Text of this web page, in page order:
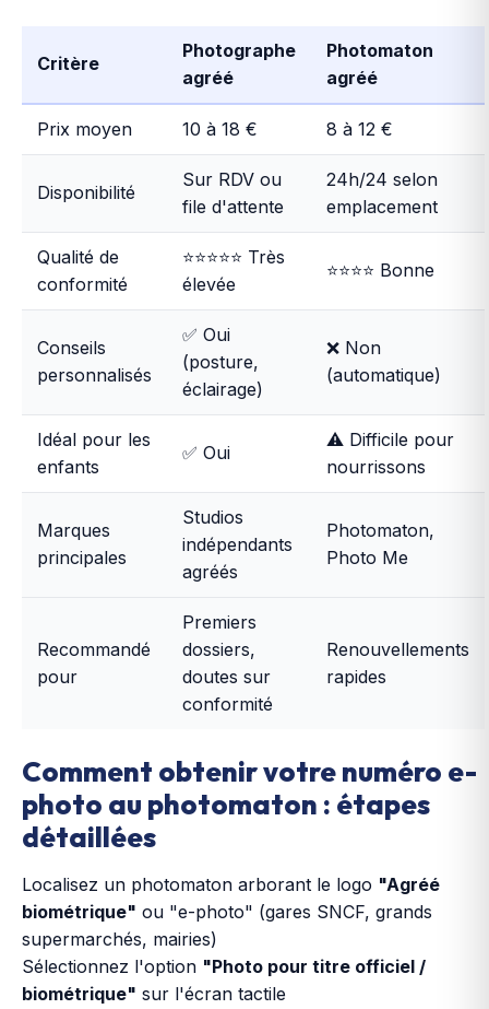
Critère
Photographe
agréé
Photomaton
agréé
Prix moyen 10 à 18 € 8 à 12 €
Disponibilité
Sur RDV ou
file d'attente
24h/24 selon
emplacement
Qualité de
conformité
⭐⭐⭐⭐⭐ Très
élevée
⭐⭐⭐⭐ Bonne
Conseils
personnalisés
✅ Oui
(posture,
éclairage)
❌ Non
(automatique)
Idéal pour les
enfants
✅ Oui
⚠️ Difficile pour
nourrissons
Marques
principales
Studios
indépendants
agréés
Photomaton,
Photo Me
Recommandé
pour
Premiers
dossiers,
doutes sur
conformité
Renouvellements
rapides
Comment obtenir votre numéro e-
photo au photomaton : étapes
détaillées
Localisez un photomaton arborant le logo "Agréé
biométrique" ou "e-photo" (gares SNCF, grands
supermarchés, mairies)
Sélectionnez l'option "Photo pour titre officiel /
biométrique" sur l'écran tactile